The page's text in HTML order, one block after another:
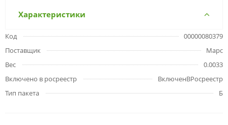
Характеристики
Код
00000080379
Поставщик
Марс
Вес
0.0033
Включено в росреестр
ВключенВРосреестр
Тип пакета
Б